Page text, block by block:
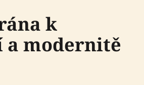
k
a modernitě